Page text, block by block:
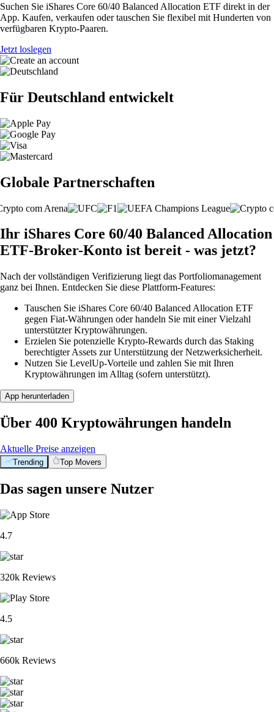
Suchen Sie iShares Core 60/40 Balanced Allocation ETF direkt in der
App. Kaufen, verkaufen oder tauschen Sie flexibel mit Hunderten von
verfügbaren Krypto-Paaren.
Jetzt loslegen
Für Deutschland entwickelt
Globale Partnerschaften
Ihr iShares Core 60/40 Balanced Allocation
ETF-Broker-Konto ist bereit - was jetzt?
Nach der vollständigen Verifizierung liegt das Portfoliomanagement
ganz bei Ihnen. Entdecken Sie diese Plattform-Features:
Tauschen Sie iShares Core 60/40 Balanced Allocation ETF
gegen Fiat-Währungen oder handeln Sie mit einer Vielzahl
unterstützter Kryptowährungen.
Erzielen Sie potenzielle Krypto-Rewards durch das Staking
berechtigter Assets zur Unterstützung der Netzwerksicherheit.
Nutzen Sie LevelUp-Vorteile und zahlen Sie mit Ihren
Kryptowährungen im Alltag (sofern unterstützt).
App herunterladen
Über 400 Kryptowährungen handeln
Aktuelle Preise anzeigen
Trending Top Movers
Das sagen unsere Nutzer
4.7
320k Reviews
4.5
660k Reviews